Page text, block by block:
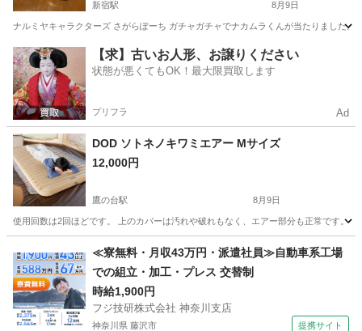
新宿駅 8月9日
ナルミヤキャラクターズ さがらぽーち ガチャガチャでナカムラくんが当たりました
東京 新宿区 新宿駅 その他
【求】古いお人形、お譲りください
状態が悪くてもOK！最大限買取します
プリフラ Ad
DOD ソトネノキワミエアー Mサイズ
12,000円
鷹の台駅 8月9日
使用回数は2回ほどです。 上のカバーは汚れや破れもなく、エアー部分も正常です。
鷹の台駅 その他
≪寮無料・月収43万円・派遣社員≫自動車系工場
での組立・加工・プレス 交替制
時給1,900円
フジ技研株式会社 神奈川支店
神奈川県 藤沢市 提携サイト